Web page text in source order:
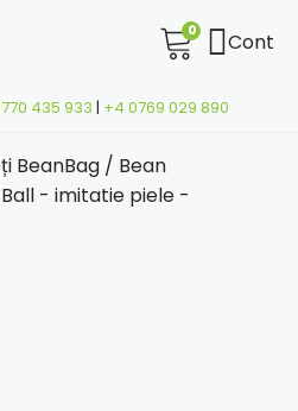
0 Cont
435 933 | +4 0769 029 890
BeanBag / Bean
- imitatie piele -